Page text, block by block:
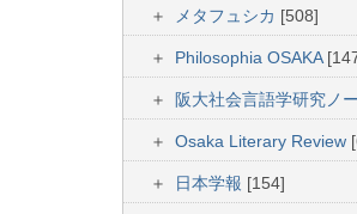
メタフュシカ [508]
Philosophia OSAKA
阪大社会言語学研究ノ
Osaka Literary Review
日本学報 [154]